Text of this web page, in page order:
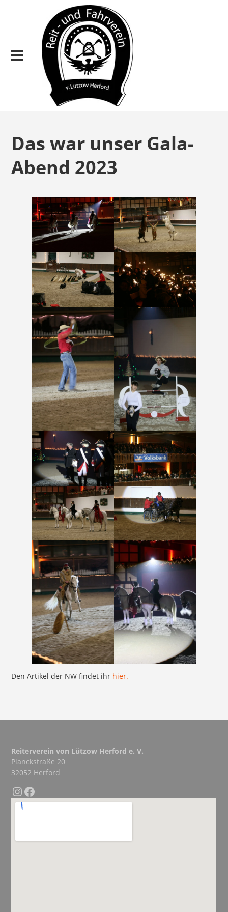
Das war unser Gala-
Abend 2023
Den Artikel der NW findet ihr hier.
Reiterverein von Lützow Herford e. V.
Planckstraße 20
32052 Herford
InstagramFacebook